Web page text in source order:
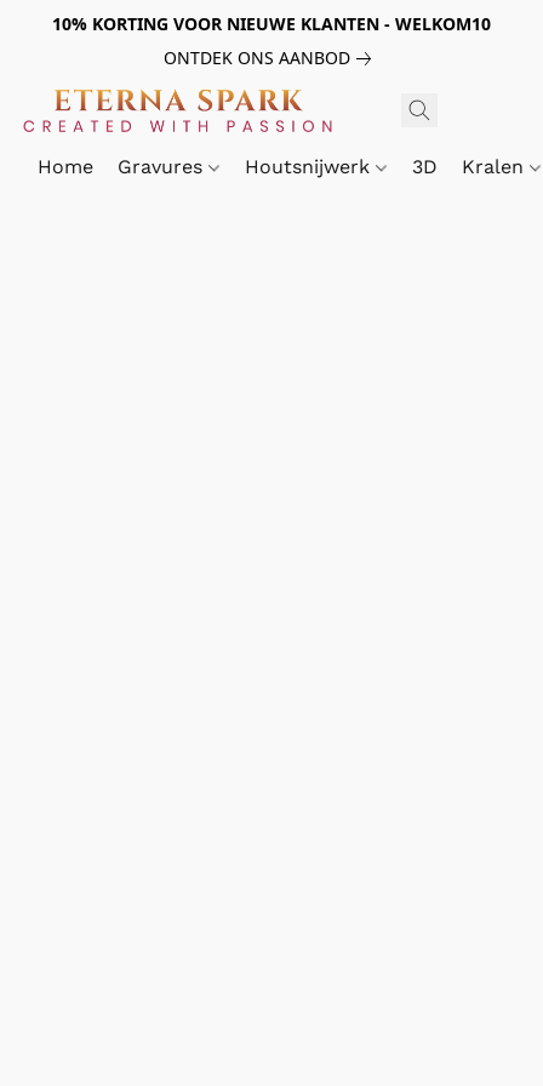
10% KORTING VOOR NIEUWE KLANTEN - WELKOM10
ONTDEK ONS AANBOD
Home Gravures Houtsnijwerk 3D Kralen